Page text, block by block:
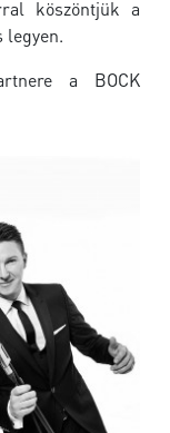
köszöntjük a
legyen.
a BOCK